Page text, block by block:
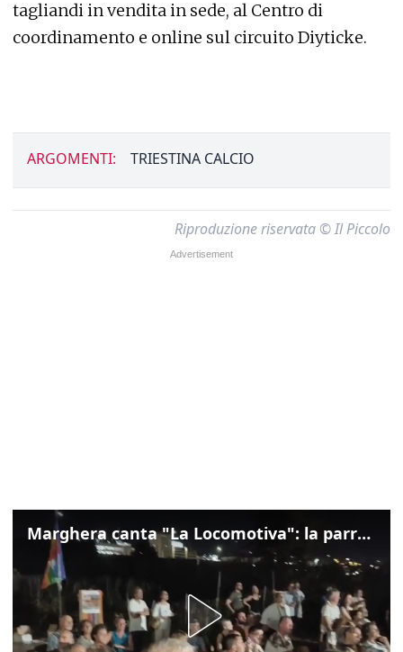
tagliandi in vendita in sede, al Centro di
coordinamento e online sul circuito Diyticke.
ARGOMENTI: TRIESTINA CALCIO
Riproduzione riservata © Il Piccolo
Marghera canta "La Locomotiva": la parrocchia della Cita ricorda Guccini